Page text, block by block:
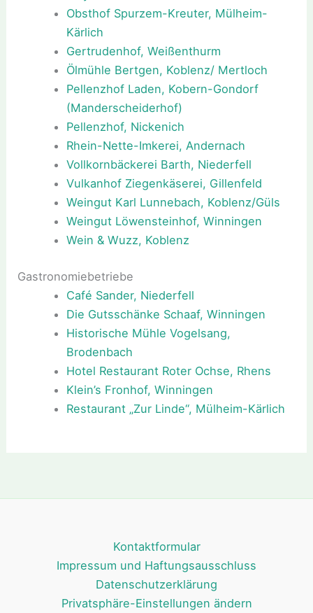
Obsthof Spurzem-Kreuter, Mülheim-
Kärlich
Gertrudenhof, Weißenthurm
Ölmühle Bertgen, Koblenz/ Mertloch
Pellenzhof Laden, Kobern-Gondorf
(Manderscheiderhof)
Pellenzhof, Nickenich
Rhein-Nette-Imkerei, Andernach
Vollkornbäckerei Barth, Niederfell
Vulkanhof Ziegenkäserei, Gillenfeld
Weingut Karl Lunnebach, Koblenz/Güls
Weingut Löwensteinhof, Winningen
Wein & Wuzz, Koblenz
Gastronomiebetriebe
Café Sander, Niederfell
Die Gutsschänke Schaaf, Winningen
Historische Mühle Vogelsang,
Brodenbach
Hotel Restaurant Roter Ochse, Rhens
Klein’s Fronhof, Winningen
Restaurant „Zur Linde“, Mülheim-Kärlich
Kontaktformular
Impressum und Haftungsausschluss
Datenschutzerklärung
Privatsphäre-Einstellungen ändern